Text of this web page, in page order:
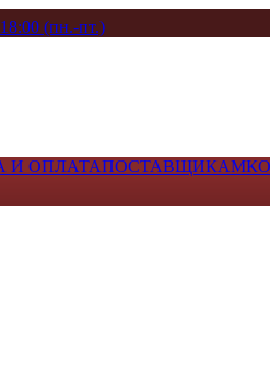
(пн.-пт.)
И ОПЛАТАПОСТАВЩИКАМ